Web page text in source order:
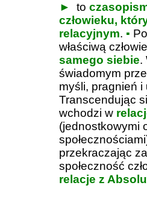
► to
człowieku,
relacyjnym. ▪
właściwą
samego siebie.
świadomym
myśli, pragnień i
Transcendując
wchodzi w
(jednostkowymi
przekraczając
społeczność
relacje z